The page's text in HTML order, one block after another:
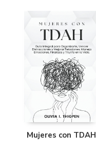
Mujeres con TDAH